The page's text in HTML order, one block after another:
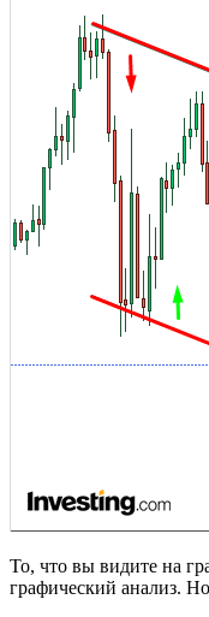
То, что вы видите на
графический анализ.